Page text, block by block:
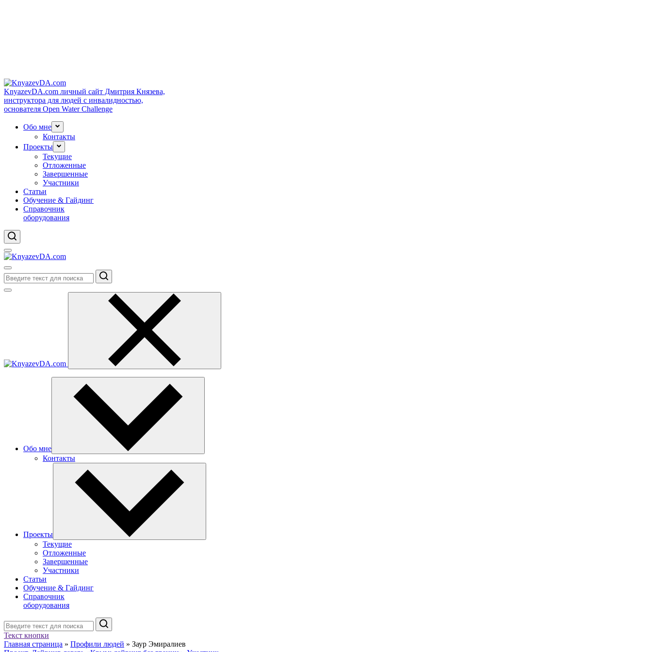
KnyazevDA.com личный сайт Дмитрия Князева,
инструктора для людей с инвалидностью,
основателя Open Water Challenge
Обо мне
Контакты
Проекты
Текущие
Отложенные
Завершенные
Участники
Статьи
Обучение & Гайдинг
Справочник
оборудования
Поиск
Обо мне
Контакты
Проекты
Текущие
Отложенные
Завершенные
Участники
Статьи
Обучение & Гайдинг
Справочник
оборудования
Поиск
Текст кнопки
Главная страница » Профили людей » Заур Эмиралиев